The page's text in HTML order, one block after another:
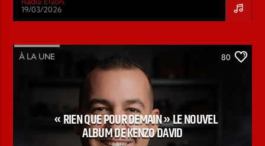
19/03/2026
À LA UNE 80
« RIEN QUE POUR DEMAIN » LE NOUVEL
ALBUM DE KENZO DAVID